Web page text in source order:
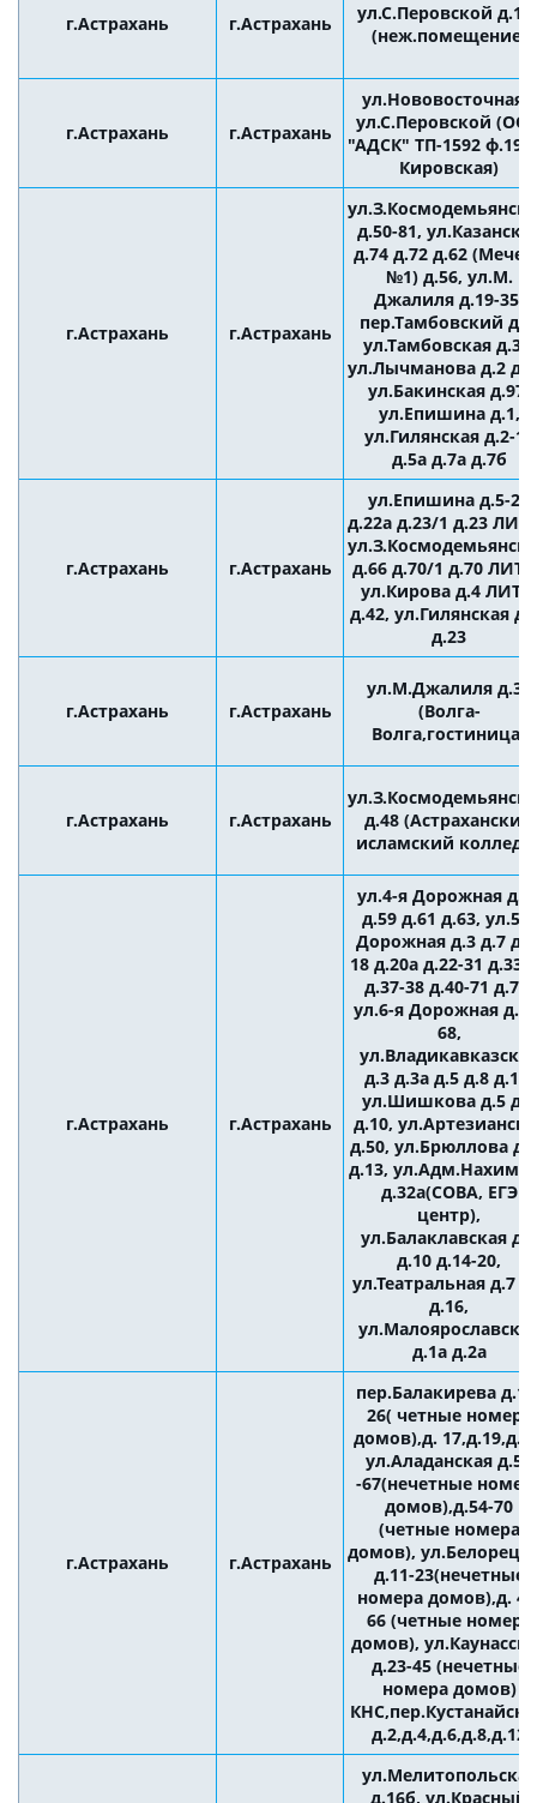
г.Астрахань г.Астрахань
ул.С.Перовской
(неж.помещение)
г.Астрахань г.Астрахань
ул.Нововосточная /
ул.С.Перовской
"АДСК" ТП-1592 ф.19
Кировская)
г.Астрахань г.Астрахань
д.50-81,
д.74 д.72 д.62
№1) д.56, ул.М.
Джалиля д.19-35,
пер.Тамбовский д.3,
ул.Тамбовская д.33,
ул.Лычманова д.2
ул.Бакинская д.97,
ул.Епишина д.1,
ул.Гилянская д.2-19
д.5а д.7а д.7б
г.Астрахань г.Астрахань
ул.Епишина д.5-26
д.22а д.23/1 д.23 ЛИТ
д.66 д.70/1 д.70 ЛИТ
ул.Кирова д.4 ЛИТ А
д.42, ул.Гилянская
д.23
г.Астрахань г.Астрахань
ул.М.Джалиля д.30
(Волга-
Волга,гостиница)
г.Астрахань г.Астрахань
д.48 (Астраханский
исламский
г.Астрахань г.Астрахань
ул.4-я Дорожная
д.59 д.61 д.63, ул.5-я
Дорожная д.3 д.7
18 д.20а д.22-31 д.33-
д.37-38 д.40-71 д.73,
ул.6-я Дорожная
68,
ул.Владикавказская
д.3 д.3а д.5 д.8 д.12,
ул.Шишкова д.5 д.6
д.10,
д.50, ул.Брюллова
д.13,
д.32а(СОВА, ЕГЭ
центр),
ул.Балаклавская д.9
д.10 д.14-20,
ул.Театральная д.7
д.16,
д.1а д.2а
г.Астрахань г.Астрахань
пер.Балакирева
26( четные номера
домов),д.
ул.Аладанская д.53
-67(нечетные
домов),д.54-70
(четные номера
домов),
д.11-23(нечетные
номера домов),д.
66 (четные номера
домов),
д.23-45 (нечетные
номера домов)
д.2,д.4,д.6,д.8,д.12
ул.Мелитопольская
д.16б, ул.Красный